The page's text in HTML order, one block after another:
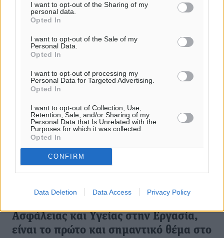
I want to opt-out of the Sharing of my
personal data.
Opted In
I want to opt-out of the Sale of my
Personal Data.
Opted In
I want to opt-out of processing my
Personal Data for Targeted Advertising.
Opted In
I want to opt-out of Collection, Use,
Retention, Sale, and/or Sharing of my
Personal Data that Is Unrelated with the
Purposes for which it was collected.
Opted In
CONFIRM
Data Deletion Data Access Privacy Policy
Γιώργος Χατζημάρκος: Η ίδρυση στη
Ασφάλειας και Υγείας στην Εργασία,
είναι το πρώτο και σημαντικό θέμα στο